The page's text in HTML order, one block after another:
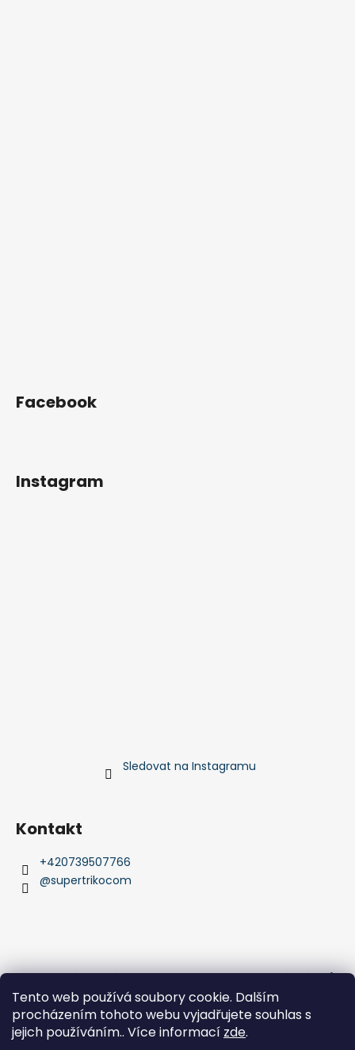
Tento web používá soubory cookie. Dalším
procházením tohoto webu vyjadřujete souhlas s
jejich používáním.. Více informací zde.
Facebook
Instagram
Sledovat na Instagramu
Kontakt
+420739507766
@supertrikocom
Obchodní podmínky Podmínky ochrany osobních údajů
Comgate platební brány Jak platit kartou
jak platit bankovním převodem